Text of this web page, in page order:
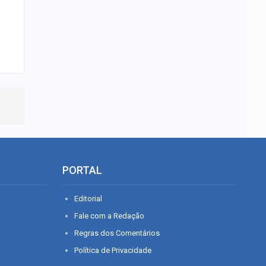
PORTAL
Editorial
Fale com a Redação
Regras dos Comentários
Política de Privacidade